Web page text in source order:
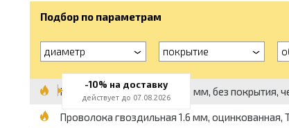
Подбор по параметрам
диаметр покрытие
Проволока гвоздильная 1.2 мм, без покрытия,
Проволока гвоздильная 1.6 мм, оцинкованная,
-10% на доставку
действует до 07.08.2026